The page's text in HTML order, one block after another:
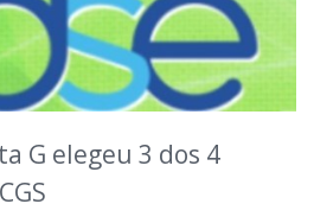
G elegeu 3 dos 4